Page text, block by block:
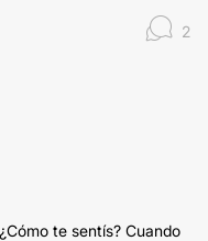
2
te sentís? Cuando